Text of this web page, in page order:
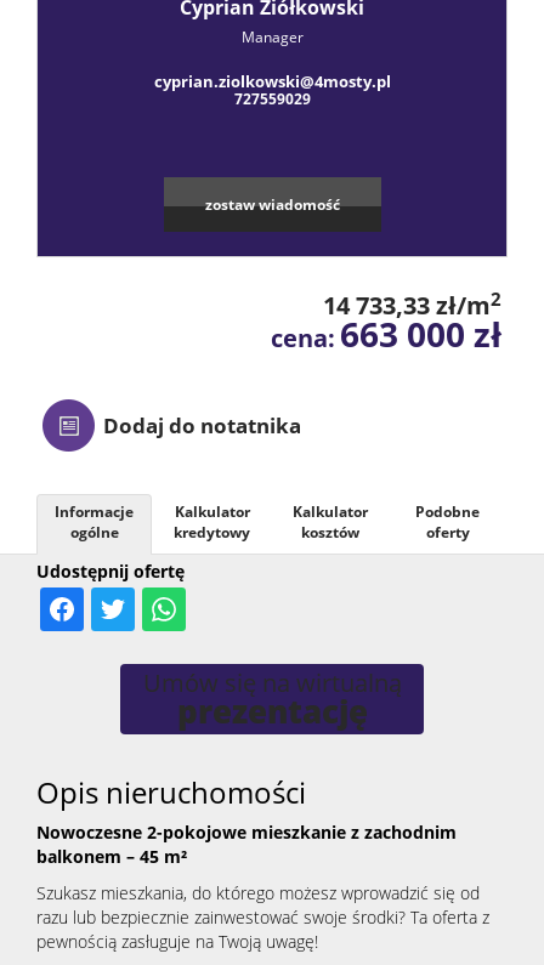
Polityka
Cyprian Ziółkowski
Manager
cyprian.ziolkowski@4mosty.pl
727559029
zostaw wiadomość
14 733,33 zł/m2
cena: 663 000 zł
Dodaj do notatnika
Udostępnij ofertę
Informacje
ogólne
Kalkulator
kredytowy
Kalkulator
kosztów
Podobne
oferty
Umów się na wirtualną
prezentację
Opis nieruchomości
Nowoczesne 2-pokojowe mieszkanie z zachodnim
balkonem – 45 m²
Szukasz mieszkania, do którego możesz wprowadzić się od
razu lub bezpiecznie zainwestować swoje środki? Ta oferta z
pewnością zasługuje na Twoją uwagę!